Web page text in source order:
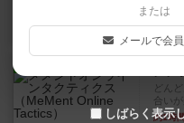
重ねて
40分前
メ
どん
合い
約1時
または
メールで会
しばらく表示